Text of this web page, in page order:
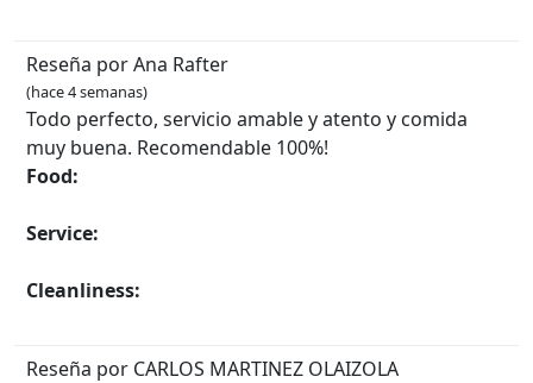
Reseña por Ana Rafter
(hace 4 semanas)
Todo perfecto, servicio amable y atento y comida
muy buena. Recomendable 100%!
Food:
Service:
Cleanliness:
Reseña por CARLOS MARTINEZ OLAIZOLA